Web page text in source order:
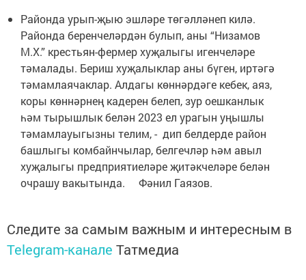
Районда урып-җыю эшләре төгәлләнеп килә.
Районда беренчеләрдән булып, аны “Низамов
М.Х.” крестьян-фермер хуҗалыгы игенчеләре
тәмалады. Бериш хуҗалыклар аны бүген, иртәгә
тәмамлаячаклар. Алдагы көннәрдәге кебек, аяз,
коры көннәрнең кадерен белеп, зур оешканлык
һәм тырышлык белән 2023 ел урагын уңышлы
тәмамлауыгызны телим, - дип белдерде район
башлыгы комбайнчылар, белгечләр һәм авыл
хуҗалыгы предприятиеләре җитәкчеләре белән
очрашу вакытында. Фәнил Гаязов.
Следите за самым важным и интересным в
Telegram-канале Татмедиа